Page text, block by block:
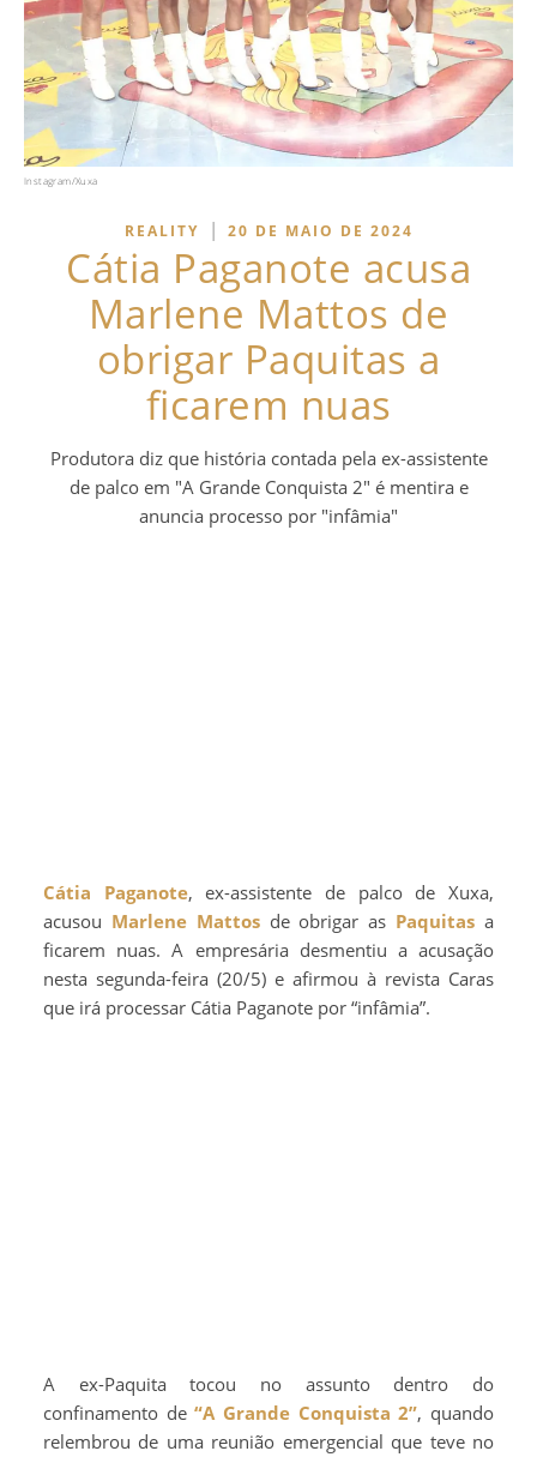
Instagram/Xuxa
REALITY | 20 DE MAIO DE 2024
Cátia Paganote acusa
Marlene Mattos de
obrigar Paquitas a
ficarem nuas
Produtora diz que história contada pela ex-assistente
de palco em "A Grande Conquista 2" é mentira e
anuncia processo por "infâmia"
Cátia Paganote, ex-assistente de palco de Xuxa,
acusou Marlene Mattosde obrigar as Paquitas a
ficarem nuas. A empresária desmentiu a acusação
nesta segunda-feira (20/5) e afirmou à revista Caras
que irá processar Cátia Paganote por “infâmia”.
A ex-Paquita tocou no assunto dentro do
confinamento de“A Grande Conquista 2”, quando
relembrou de uma reunião emergencial que teve no